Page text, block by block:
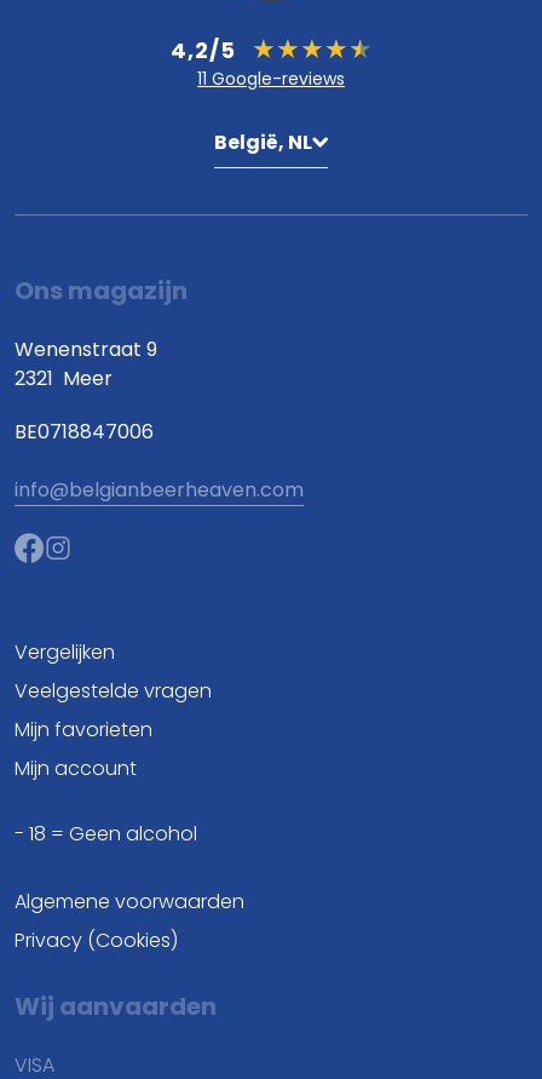
4,2/5
11 Google-reviews
België, NL
Ons magazijn
Wenenstraat 9
2321 Meer
BE0718847006
info@belgianbeerheaven.com
Vergelijken
Veelgestelde vragen
Mijn favorieten
Mijn account
- 18 = Geen alcohol
Algemene voorwaarden
Privacy (Cookies)
Wij aanvaarden
VISA